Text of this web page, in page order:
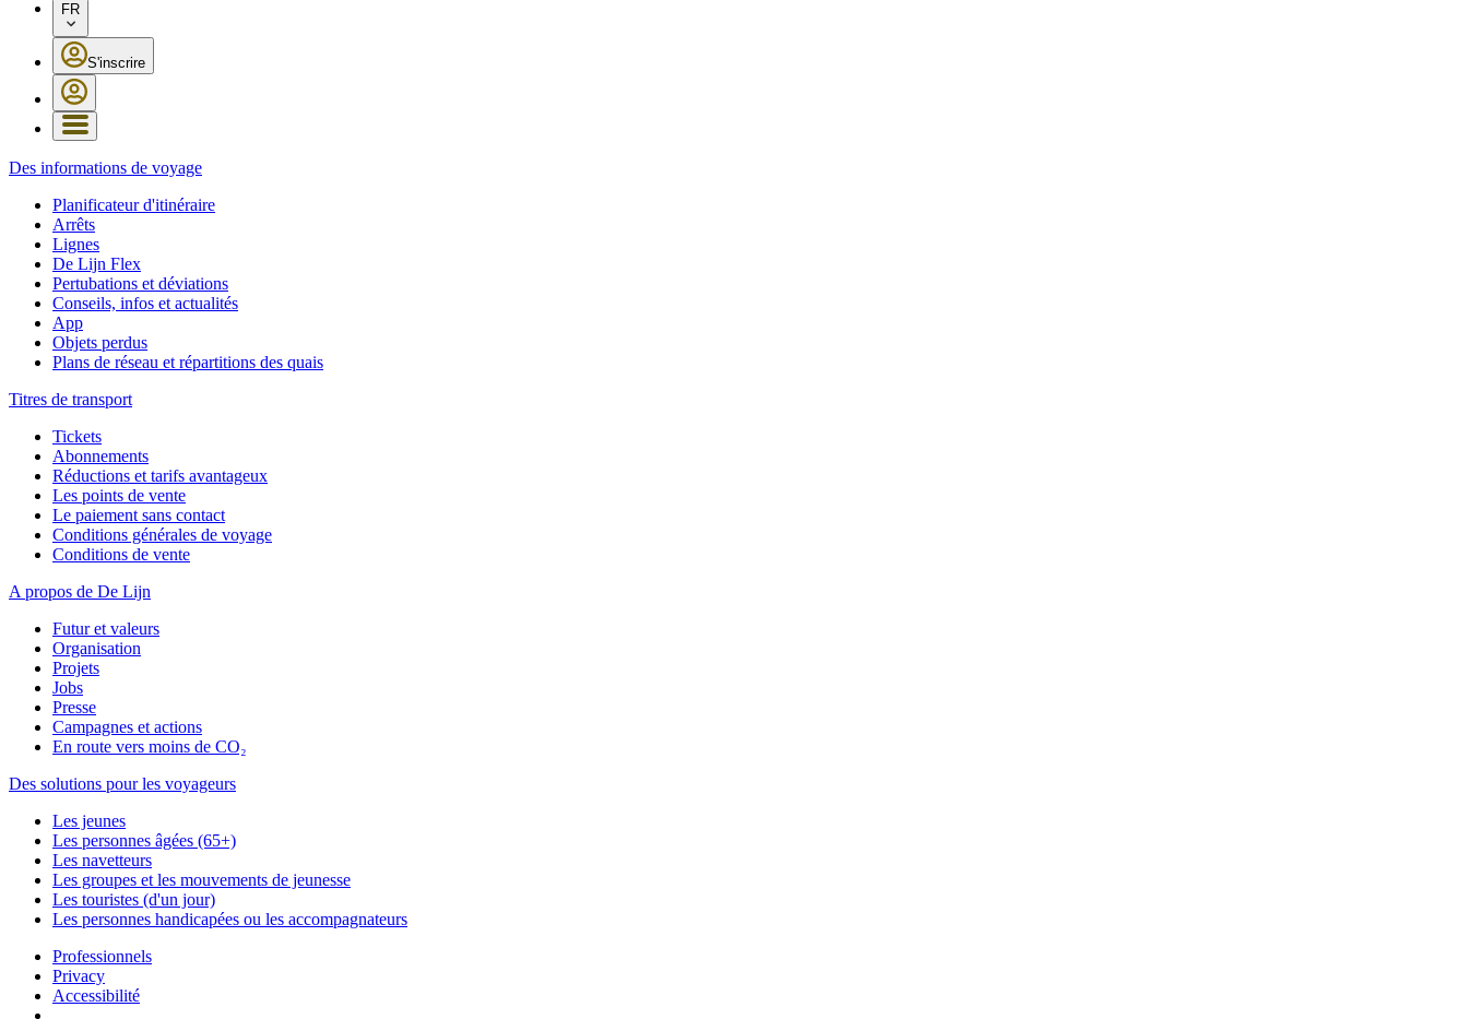
FR
S'inscrire
Des informations de voyage
Planificateur d'itinéraire
Arrêts
Lignes
De Lijn Flex
Pertubations et déviations
Conseils, infos et actualités
App
Objets perdus
Plans de réseau et répartitions des quais
Titres de transport
Tickets
Abonnements
Réductions et tarifs avantageux
Les points de vente
Le paiement sans contact
Conditions générales de voyage
Conditions de vente
A propos de De Lijn
Futur et valeurs
Organisation
Projets
Jobs
Presse
Campagnes et actions
En route vers moins de CO₂
Des solutions pour les voyageurs
Les jeunes
Les personnes âgées (65+)
Les navetteurs
Les groupes et les mouvements de jeunesse
Les touristes (d'un jour)
Les personnes handicapées ou les accompagnateurs
Professionnels
Privacy
Accessibilité